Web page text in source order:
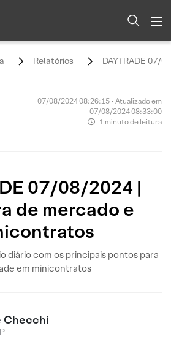
Relatórios DAYTRADE 07/
07/08/2024 08:26:15 • Atualizado em
07/08/2024 08:33:00
1 minuto de leitura
07/08/2024 |
de mercado e
diário com os principais pontos para
em minicontratos
Checchi